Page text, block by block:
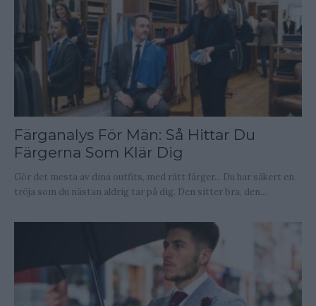
Färganalys För Män: Så Hittar Du
Färgerna Som Klär Dig
Gör det mesta av dina outfits, med rätt färger... Du har säkert en
tröja som du nästan aldrig tar på dig. Den sitter bra, den...